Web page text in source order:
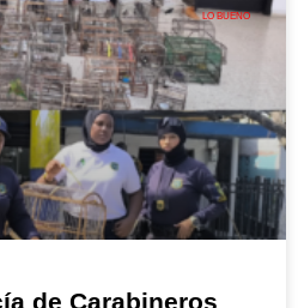
LO BUENO
de Carabineros